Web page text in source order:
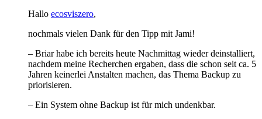
Hallo ecosviszero,
nochmals vielen Dank für den Tipp mit Jami!
– Briar habe ich bereits heute Nachmittag wieder deinstalliert,
nachdem meine Recherchen ergaben, dass die schon seit ca. 5
Jahren keinerlei Anstalten machen, das Thema Backup zu
priorisieren.
– Ein System ohne Backup ist für mich undenkbar.